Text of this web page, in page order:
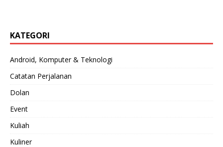
KATEGORI
Android, Komputer & Teknologi
Catatan Perjalanan
Dolan
Event
Kuliah
Kuliner